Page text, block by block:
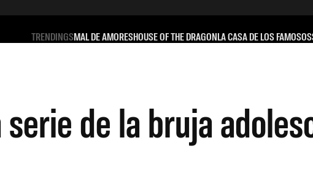
TRENDINGSMAL DE AMORESHOUSE OF THE DRAGONLA CASA DE LOS FAMOSOS
de la bruja